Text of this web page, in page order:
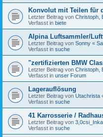
Konvolut mit Teilen für
Letzter Beitrag von Christoph,
Verfasst in biete
Alpina Luftsammler/
Letzter Beitrag von Sonny «
Verfasst in suche
"zertifizierten BMW
Letzter Beitrag von Christoph,
Verfasst in unser Forum
Lagerauflösung
Letzter Beitrag von Utachrista
Verfasst in suche
41 Karrosserie /
Letzter Beitrag von 3,0csi_Inka
Verfasst in suche